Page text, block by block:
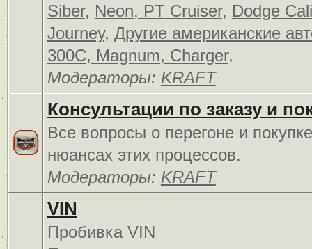
Siber, Neon, PT Cruiser, Dodge
Journey, Другие американские
300C, Magnum, Charger,
Модераторы: KRAFT
Консультации по заказу и
Все вопросы о перегоне и
нюансах этих процессов.
Модераторы: KRAFT
VIN
Пробивка VIN